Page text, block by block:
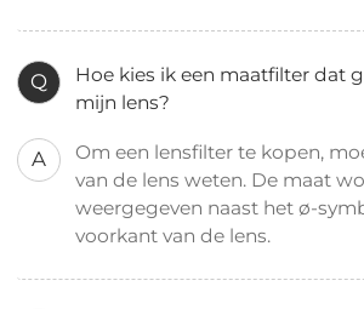
Q
Hoe kies ik een maatfilter dat
mijn lens?
A
Om een ​​lensfilter te kopen,
van de lens weten. De maat
weergegeven naast het ø-
voorkant van de lens.